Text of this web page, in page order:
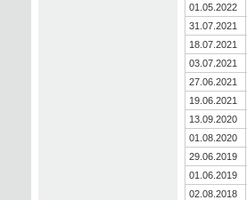
01.05.2022
31.07.2021
18.07.2021
03.07.2021
27.06.2021
19.06.2021
13.09.2020
01.08.2020
29.06.2019
01.06.2019
02.08.2018